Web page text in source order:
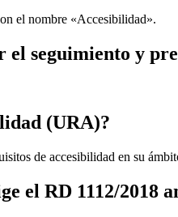
el nombre «Accesibilidad».
el seguimiento y
(URA)?
de accesibilidad en su
el RD 1112/2018